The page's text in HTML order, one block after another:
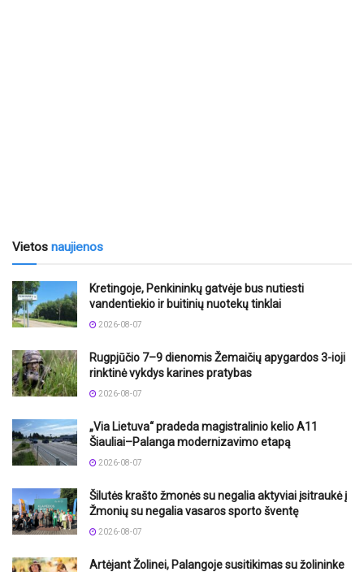
Vietos naujienos
Kretingoje, Penkininkų gatvėje bus nutiesti
vandentiekio ir buitinių nuotekų tinklai
2026-08-07
Rugpjūčio 7–9 dienomis Žemaičių apygardos 3-ioji
rinktinė vykdys karines pratybas
2026-08-07
„Via Lietuva“ pradeda magistralinio kelio A11
Šiauliai–Palanga modernizavimo etapą
2026-08-07
Šilutės krašto žmonės su negalia aktyviai įsitraukė į
Žmonių su negalia vasaros sporto šventę
2026-08-07
Artėjant Žolinei, Palangoje susitikimas su žolininke